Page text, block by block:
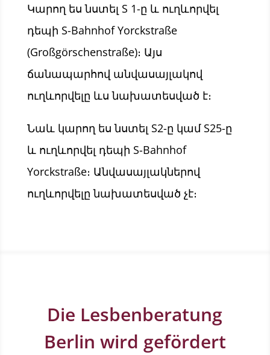
Կարող ես նստել S 1-ը և ուղևորվել
դեպի S-Bahnhof Yorckstraße
(Großgörschenstraße)։ Այս
ճանապարհով անվասայլակով
ուղևորվելը ևս նախատեսված է։
Նաև կարող ես նստել S2-ը կամ S25-ը
և ուղևորվել դեպի S-Bahnhof
Yorckstraße։ Անվասայլակներով
ուղևորվելը նախատեսված չէ։
Die Lesbenberatung
Berlin wird gefördert